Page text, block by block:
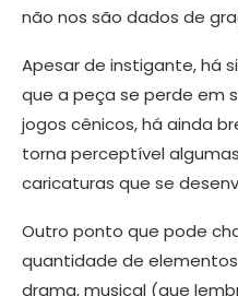
não nos são dados de
Apesar de instigante, há
que a peça se perde em
jogos cênicos, há ainda
torna perceptível
caricaturas que se
Outro ponto que pode
quantidade de
drama, musical (que